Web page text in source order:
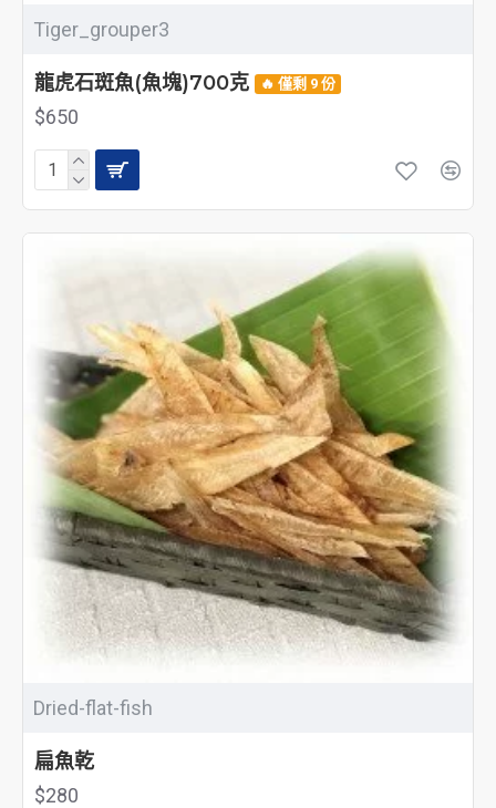
Tiger_grouper3
龍虎石斑魚(魚塊)700克 🔥 僅剩 9 份
$650
Dried-flat-fish
扁魚乾
$280